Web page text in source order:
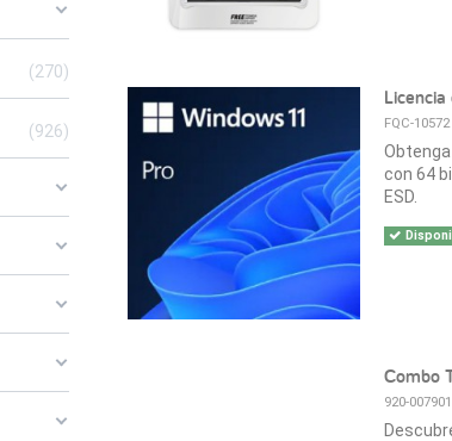
FQC-10572
con 64
ESD.
Combo
920-007901
270
926